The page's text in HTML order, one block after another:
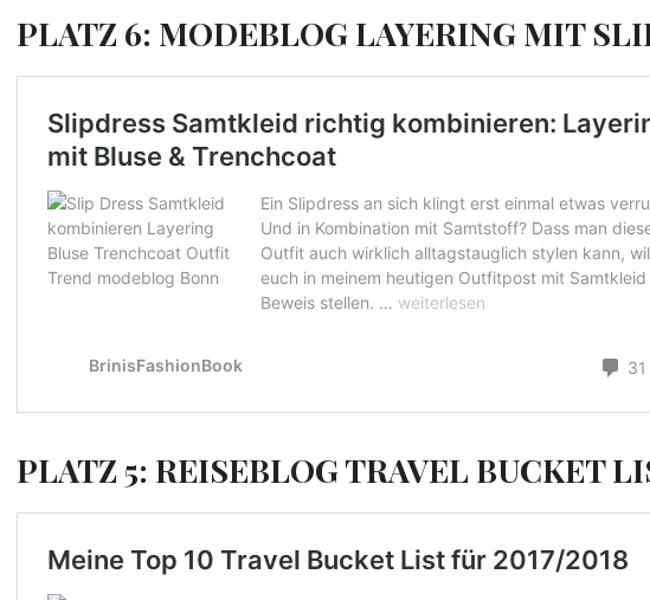
PLATZ 6: MODEBLOG LAYERING MIT
PLATZ 5: REISEBLOG TRAVEL BUCKET